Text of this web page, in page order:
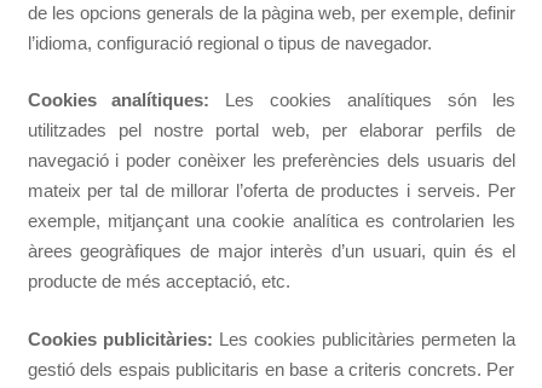
de les opcions generals de la pàgina web, per exemple, definir
l’idioma, configuració regional o tipus de navegador.
Cookies analítiques: Les cookies analítiques són les
utilitzades pel nostre portal web, per elaborar perfils de
navegació i poder conèixer les preferències dels usuaris del
mateix per tal de millorar l’oferta de productes i serveis. Per
exemple, mitjançant una cookie analítica es controlarien les
àrees geogràfiques de major interès d’un usuari, quin és el
producte de més acceptació, etc.
Cookies publicitàries: Les cookies publicitàries permeten la
gestió dels espais publicitaris en base a criteris concrets. Per